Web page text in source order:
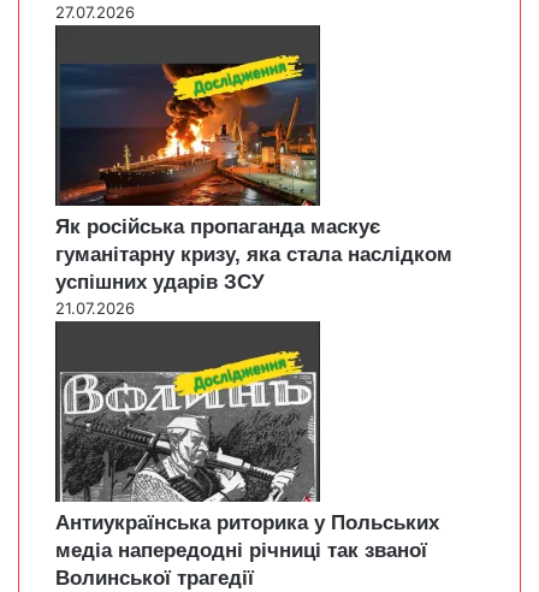
27.07.2026
Як російська пропаганда маскує
гуманітарну кризу, яка стала наслідком
успішних ударів ЗСУ
21.07.2026
Антиукраїнська риторика у Польських
медіа напередодні річниці так званої
Волинської трагедії